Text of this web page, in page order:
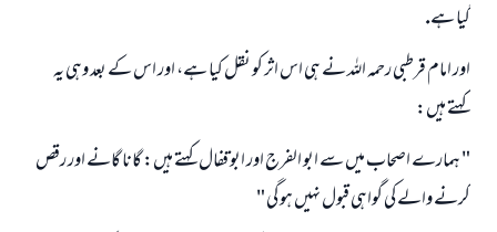
گيا ہے.
اور امام قرطبى رحمہ اللہ نے ہى اس اثر كو نقل كيا ہے، اور اس كے بعد وہى يہ
كہتے ہيں:
" ہمارے اصحاب ميں سے ابو الفرج اور ابو قفال كہتے ہيں: گانا گانے اور رقص
كرنے والے كى گواہى قبول نہيں ہو گى "